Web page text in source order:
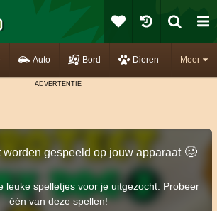
Meer
Auto Bord Dieren
worden gespeeld op jouw apparaat 🥴️
leuke spelletjes voor je uitgezocht. Probeer
één van deze spellen!